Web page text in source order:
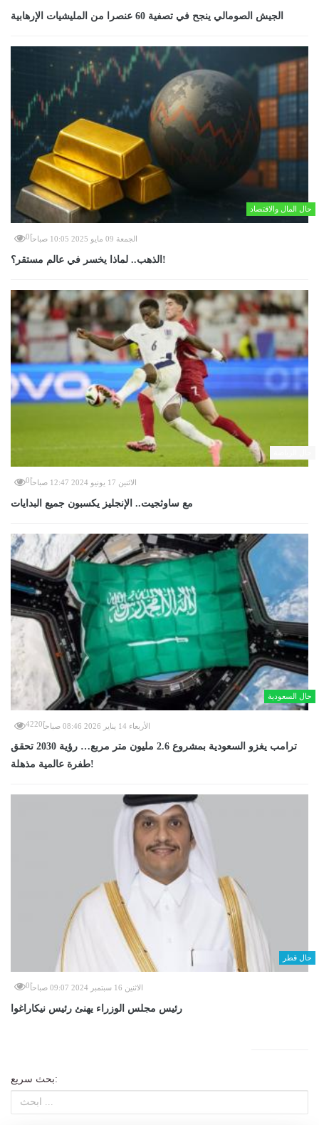
الجيش الصومالي ينجح في تصفية 60 عنصرا من المليشيات الإرهابية
حال المال والاقتصاد
الجمعة 09 مايو 2025 10:05 صباحاً 0
الذهب.. لماذا يخسر في عالم مستقر؟!
الاثنين 17 يونيو 2024 12:47 صباحاً 0
مع ساوثجيت.. الإنجليز يكسبون جميع البدايات
حال السعودية
الأربعاء 14 يناير 2026 08:46 صباحاً 4220
ترامب يغزو السعودية بمشروع 2.6 مليون متر مربع… رؤية 2030 تحقق
طفرة عالمية مذهلة!
حال قطر
الاثنين 16 سبتمبر 2024 09:07 صباحاً 0
رئيس مجلس الوزراء يهنئ رئيس نيكاراغوا
بحث سريع: